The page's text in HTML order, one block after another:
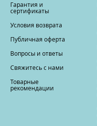
Гарантия и
сертификаты
Условия возврата
Публичная оферта
Вопросы и ответы
Свяжитесь с нами
Товарные
рекомендации